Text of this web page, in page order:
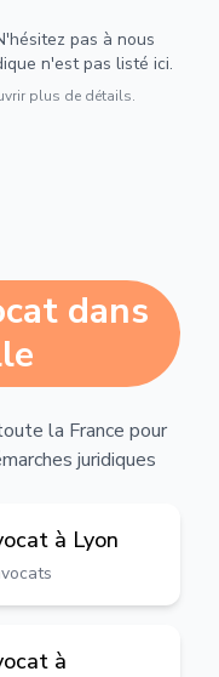
pas à nous
n'est pas listé ici.
plus de détails.
dans
la France pour
juridiques
à Lyon
à